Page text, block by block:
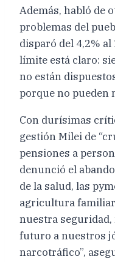
Además, habló de
problemas del
disparó del 4,2%
límite está claro:
no están
porque no pueden
Con durísimas
gestión Milei de
pensiones a
denunció el
de la salud, las
agricultura
nuestra
futuro a nuestros
narcotráfico”,